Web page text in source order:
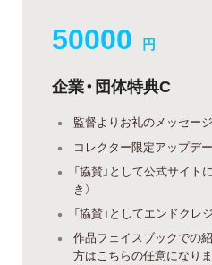
50000 円
企業・団体特典C
監督よりお礼のメッセージ
コレクター限定アップデ
「協賛」として公式サイト
き）
「協賛」としてエンドク
作品フェイスブックでの
方はこちらの任意になりま